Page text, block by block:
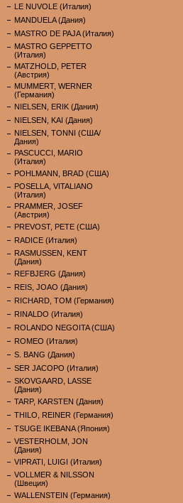
LE NUVOLE (Италия)
MANDUELA (Дания)
MASTRO DE PAJA (Италия)
MASTRO GEPPETTO
(Италия)
MATZHOLD, PETER
(Австрия)
MUMMERT, WERNER
(Германия)
NIELSEN, ERIK (Дания)
NIELSEN, KAI (Дания)
NIELSEN, TONNI (США/
Дания)
PASCUCCI, MARIO
(Италия)
POHLMANN, BRAD (США)
POSELLA, VITALIANO
(Италия)
PRAMMER, JOSEF
(Австрия)
PREVOST, PETE (США)
RADICE (Италия)
RASMUSSEN, KENT
(Дания)
REFBJERG (Дания)
REIS, JOAO (Дания)
RICHARD, TOM (Германия)
RINALDO (Италия)
ROLANDO NEGOITA (США)
ROMEO (Италия)
S. BANG (Дания)
SER JACOPO (Италия)
SKOVGAARD, LASSE
(Дания)
TARP, KARSTEN (Дания)
THILO, REINER (Германия)
TSUGE IKEBANA (Япония)
VESTERHOLM, JON
(Дания)
VIPRATI, LUIGI (Италия)
VOLLMER & NILSSON
(Швеция)
WALLENSTEIN (Германия)